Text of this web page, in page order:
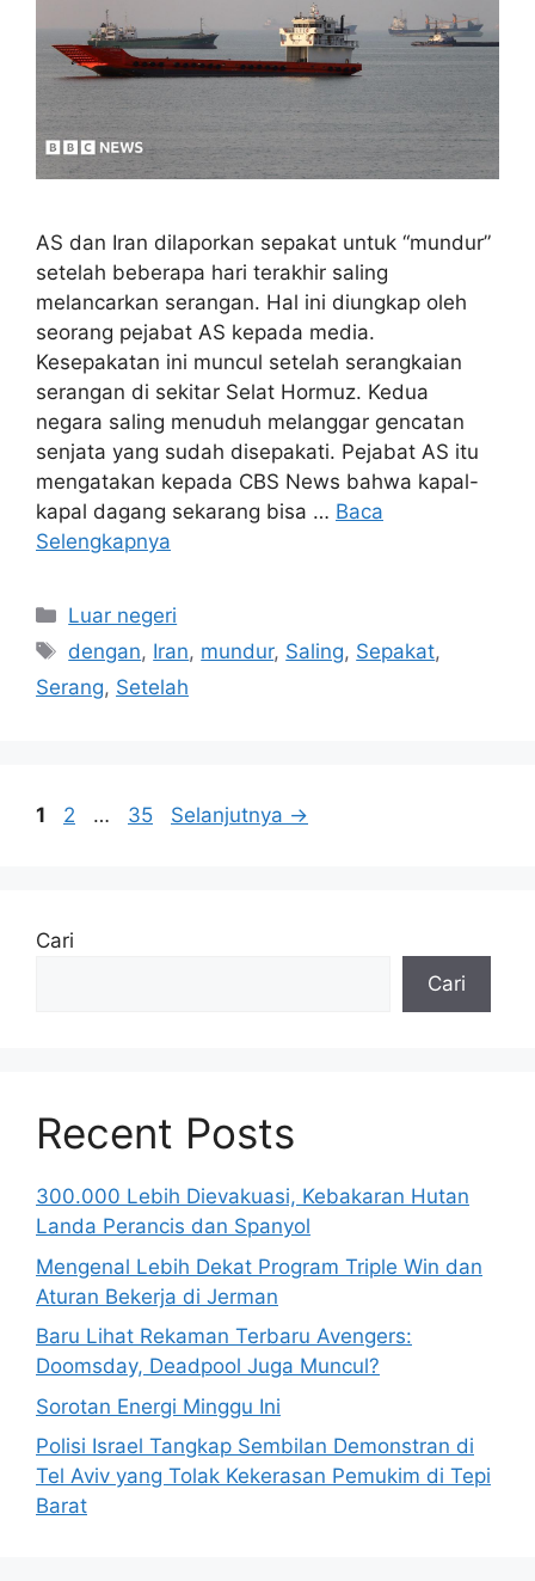
AS dan Iran dilaporkan sepakat untuk “mundur”
setelah beberapa hari terakhir saling
melancarkan serangan. Hal ini diungkap oleh
seorang pejabat AS kepada media.
Kesepakatan ini muncul setelah serangkaian
serangan di sekitar Selat Hormuz. Kedua
negara saling menuduh melanggar gencatan
senjata yang sudah disepakati. Pejabat AS itu
mengatakan kepada CBS News bahwa kapal-
kapal dagang sekarang bisa … Baca
Selengkapnya
Kategori
Luar negeri
Tag
dengan, Iran, mundur, Saling, Sepakat,
Serang, Setelah
Halaman
1 Halaman
2 … Halaman
35 Selanjutnya →
Cari
Cari
Recent Posts
300.000 Lebih Dievakuasi, Kebakaran Hutan
Landa Perancis dan Spanyol
Mengenal Lebih Dekat Program Triple Win dan
Aturan Bekerja di Jerman
Baru Lihat Rekaman Terbaru Avengers:
Doomsday, Deadpool Juga Muncul?
Sorotan Energi Minggu Ini
Polisi Israel Tangkap Sembilan Demonstran di
Tel Aviv yang Tolak Kekerasan Pemukim di Tepi
Barat